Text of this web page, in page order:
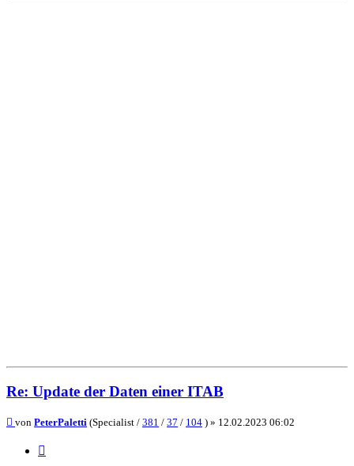
Re: Update der Daten einer ITAB
Beitrag
von PeterPaletti (Specialist / 381 / 37 / 104 ) » 12.02.2023 06:02